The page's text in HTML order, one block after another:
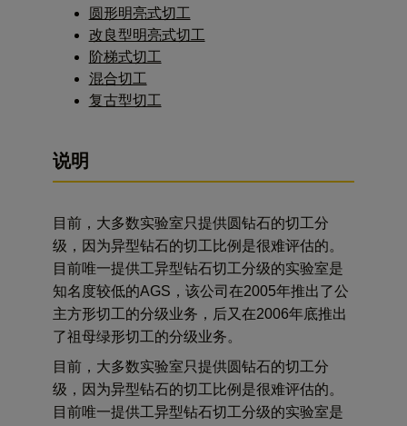
圆形明亮式切工
改良型明亮式切工
阶梯式切工
混合切工
复古型切工
说明
目前，大多数实验室只提供圆钻石的切工分
级，因为异型钻石的切工比例是很难评估的。
目前唯一提供工异型钻石切工分级的实验室是
知名度较低的AGS，该公司在2005年推出了公
主方形切工的分级业务，后又在2006年底推出
了祖母绿形切工的分级业务。
目前，大多数实验室只提供圆钻石的切工分
级，因为异型钻石的切工比例是很难评估的。
目前唯一提供工异型钻石切工分级的实验室是